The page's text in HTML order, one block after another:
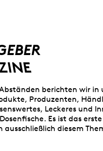
berichten wir in
Produzenten,
Leckeres und
Es ist das
ausschließlich diesem